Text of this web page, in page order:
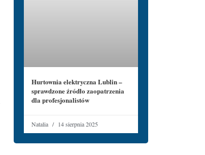
Hurtownia elektryczna Lublin –
sprawdzone źródło zaopatrzenia
dla profesjonalistów
Natalia 14 sierpnia 2025